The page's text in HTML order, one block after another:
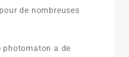
de nombreuses
photomaton a de